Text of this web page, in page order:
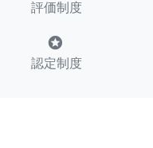
評価制度
stars
認定制度